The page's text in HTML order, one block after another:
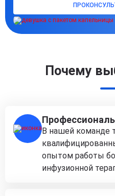
Почему
В нашей команде
опытом работы
инфузионной